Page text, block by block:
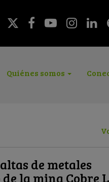
Quiénes somos
de metales
la mina Cobre